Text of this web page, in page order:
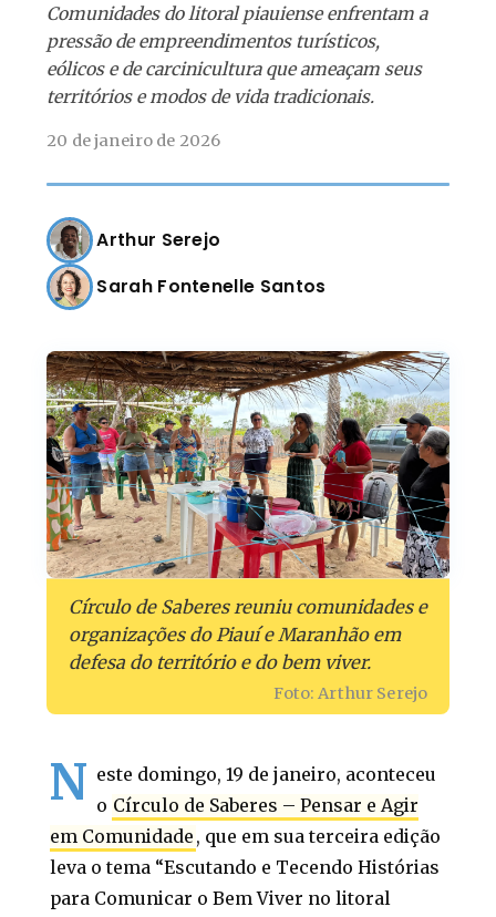
Comunidades do litoral piauiense enfrentam a
pressão de empreendimentos turísticos,
eólicos e de carcinicultura que ameaçam seus
territórios e modos de vida tradicionais.
20 de janeiro de 2026
Arthur Serejo
Sarah Fontenelle Santos
Círculo de Saberes reuniu comunidades e
organizações do Piauí e Maranhão em
defesa do território e do bem viver.
Foto: Arthur Serejo
N este domingo, 19 de janeiro, aconteceu
o Círculo de Saberes – Pensar e Agir
em Comunidade , que em sua terceira edição
leva o tema “Escutando e Tecendo Histórias
para Comunicar o Bem Viver no litoral